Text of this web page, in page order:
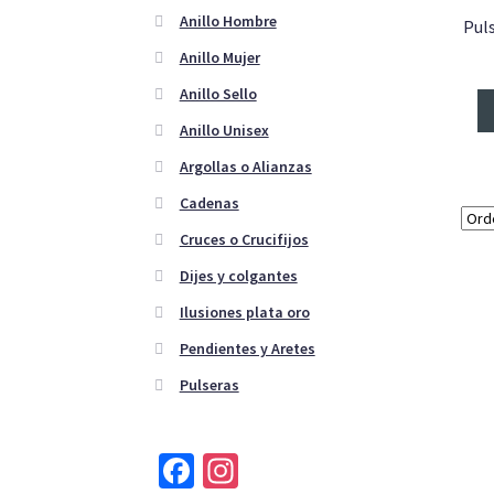
Anillo Hombre
Anillo Mujer
Anillo Sello
Anillo Unisex
Argollas o Alianzas
Cadenas
Cruces o Crucifijos
Dijes y colgantes
Ilusiones plata oro
Pendientes y Aretes
Pulseras
Fa